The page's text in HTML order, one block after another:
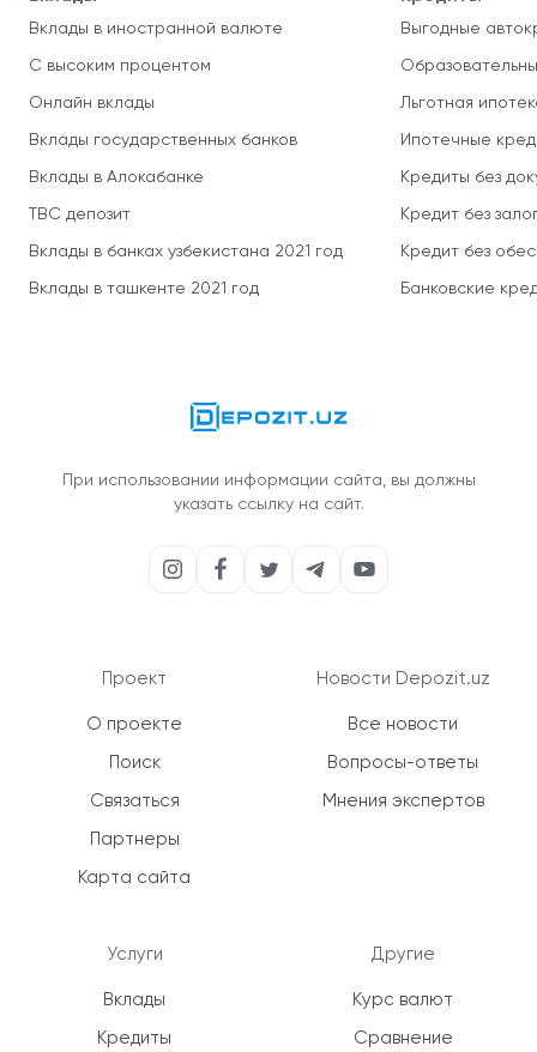
Вклады в иностранной валюте
С высоким процентом
Онлайн вклады
Вклады государственных банков
Вклады в Алокабанке
TBC депозит
Вклады в банках узбекистана 2021 год
Вклады в ташкенте 2021 год
Выгодные
Льготная
Ипотечные
Кредиты без
Кредит без
Кредит без
Банковские
При использовании информации сайта, вы должны
указать ссылку на сайт.
Проект
О проекте
Поиск
Связаться
Партнеры
Карта сайта
Услуги
Вклады
Кредиты
Новости Depozit.uz
Все новости
Вопросы-ответы
Мнения экспертов
Другие
Курс валют
Сравнение